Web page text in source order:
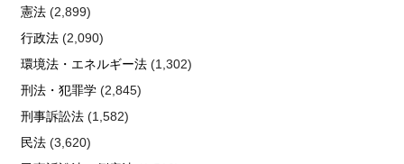
憲法(2,899)
行政法(2,090)
環境法・エネルギー法(1,302)
刑法・犯罪学(2,845)
刑事訴訟法(1,582)
民法(3,620)